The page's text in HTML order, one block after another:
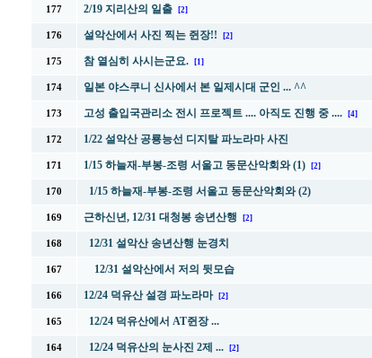
177 2/19 지리산의 일출 [2]
176 설악산에서 사진 찍는 쥔장!! [2]
175 참 열심히 사시는군요. [1]
174 일본 야스쿠니 신사에서 본 일제시대 군인 ... ^^
173 고성 출입국관리소 전시 프로젝트 .... 아직도 진행 중 .... [4]
172 1/22 설악산 공룡능선 디지탈 파노라마 사진
171 1/15 하늘재-부봉-조령 서울고 동문산악회와 (1) [2]
170 1/15 하늘재-부봉-조령 서울고 동문산악회와 (2)
169 근하신년, 12/31 대청봉 송년산행 [2]
168 12/31 설악산 송년산행 눈경치
167 12/31 설악산에서 저의 뒷모습
166 12/24 덕유산 설경 파노라마 [2]
165 12/24 덕유산에서 AT쥔장 ...
164 12/24 덕유산의 눈사진 2제 ... [2]